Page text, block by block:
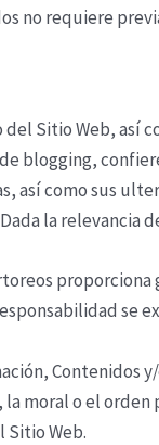
no requiere
del Sitio Web,así
blogging,
así como sus
la relevancia
proporciona
se
Contenidos
la moral o el
Web.